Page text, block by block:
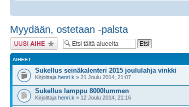
Myydään, ostetaan -palsta
Lähetä uusi viesti
AIHEET
Sukellus seinäkalenteri 2015 joululahja vinkki
Kirjoittaja henri.k » 21 Joulu 2014, 21:07
Sukellus lamppu 8000lummen
Kirjoittaja henri.k » 12 Joulu 2014, 21:16